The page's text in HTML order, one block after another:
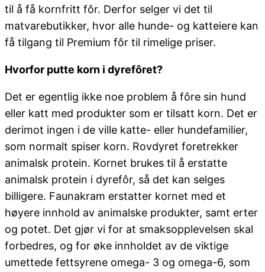
til å få kornfritt fôr. Derfor selger vi det til
matvarebutikker, hvor alle hunde- og katteiere kan
få tilgang til Premium fôr til rimelige priser.
Hvorfor putte korn i dyrefôret?
Det er egentlig ikke noe problem å fôre sin hund
eller katt med produkter som er tilsatt korn. Det er
derimot ingen i de ville katte- eller hundefamilier,
som normalt spiser korn. Rovdyret foretrekker
animalsk protein. Kornet brukes til å erstatte
animalsk protein i dyrefôr, så det kan selges
billigere. Faunakram erstatter kornet med et
høyere innhold av animalske produkter, samt erter
og potet. Det gjør vi for at smaksopplevelsen skal
forbedres, og for øke innholdet av de viktige
umettede fettsyrene omega- 3 og omega-6, som